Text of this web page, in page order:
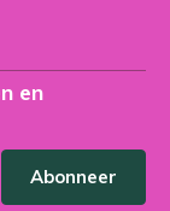
en
Abonneer